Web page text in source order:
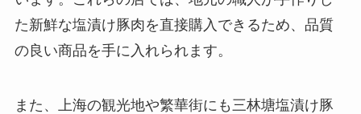
た新鮮な塩漬け豚肉を直接購入できるため、品質
の良い商品を手に入れられます。
また、上海の観光地や繁華街にも三林塘塩漬け豚